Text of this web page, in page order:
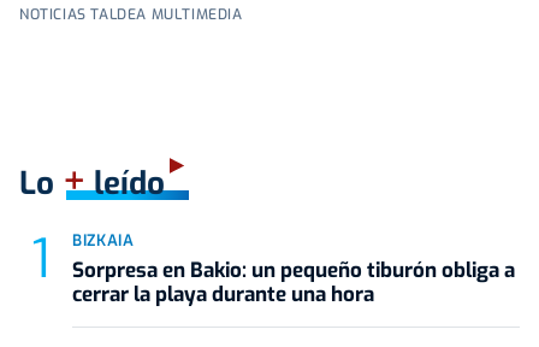
NOTICIAS TALDEA MULTIMEDIA
Lo +leído
BIZKAIA
Sorpresa en Bakio: un pequeño tiburón obliga a
cerrar la playa durante una hora